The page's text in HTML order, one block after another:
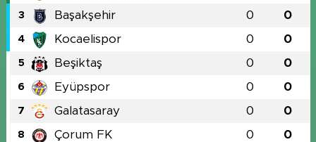
3 Başakşehir 0 0
4 Kocaelispor 0 0
5 Beşiktaş 0 0
6 Eyüpspor 0 0
7 Galatasaray 0 0
8 Çorum FK 0 0